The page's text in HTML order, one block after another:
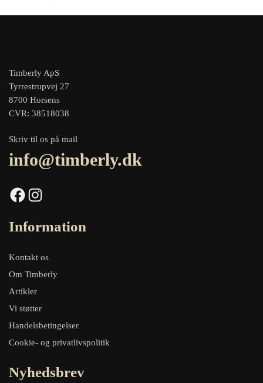
Timberly ApS
Tyrrestrupvej 27
8700 Horsens
CVR: 38518038
Skriv til os på mail
info@timberly.dk
Facebook Instagram
Information
Kontakt os
Om Timberly
Artikler
Vi støtter
Handelsbetingelser
Cookie- og privatlivspolitik
Nyhedsbrev